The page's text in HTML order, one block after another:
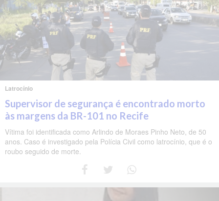
Latrocínio
Supervisor de segurança é encontrado morto
às margens da BR-101 no Recife
Vítima foi identificada como Arlindo de Moraes Pinho Neto, de 50
anos. Caso é investigado pela Polícia Civil como latrocínio, que é o
roubo seguido de morte.